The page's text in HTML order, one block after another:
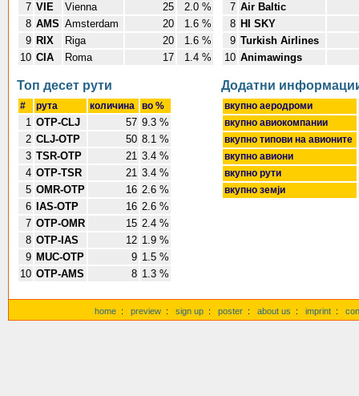
7 VIE Vienna 25
2.0 %
8 AMS Amsterdam 20
1.6 %
9 RIX Riga 20
1.6 %
10 CIA Roma 17 1.4 %
7 Air Baltic
8 HI SKY
9 Turkish Airlines
10 Animawings
Топ десет pути
# pута количина во %
1 OTP-CLJ 57 9.3 %
2 CLJ-OTP 50 8.1 %
3 TSR-OTP 21 3.4 %
4 OTP-TSR 21 3.4 %
5 OMR-OTP 16 2.6 %
6
IAS-OTP 16 2.6 %
7 OTP-OMR 15 2.4 %
8 OTP-IAS 12 1.9 %
9 MUC-OTP 9 1.5 %
10 OTP-AMS 8 1.3 %
Додатни
вкупно аеродроми
вкупно авиокомпании
вкупно типови на авионите
вкупно авиони
вкупно pути
вкупно земји
home : preview : sign up : poster : about us : imprint :